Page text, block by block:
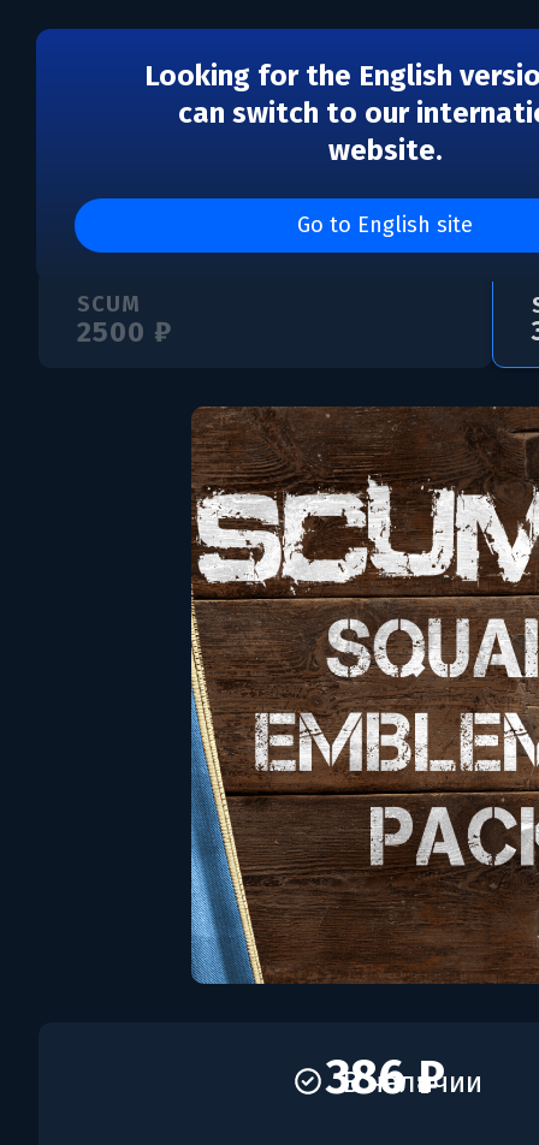
Looking for the English
can switch to our
website.
Go to English site
SCUM: Squad Emblem
SCUM
2500 ₽
386 ₽
В наличии